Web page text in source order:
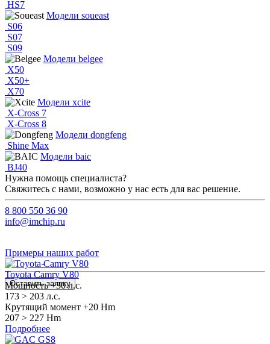
HS7
Модели soueast
S06
S07
S09
Модели belgee
X50
X50+
X70
Модели xcite
X-Cross 7
X-Cross 8
Модели dongfeng
Shine Max
Модели baic
BJ40
Нужна помощь специалиста?
Свяжитесь с нами, возможно у нас есть для вас решение.
8 800 550 36 90
info@imchip.ru
Оставить заявку
Примеры наших работ
Toyota Camry V80
Мощность +30 л.с.
173 > 203 л.с.
Крутящий момент +20 Hm
207 > 227 Hm
Подробнее